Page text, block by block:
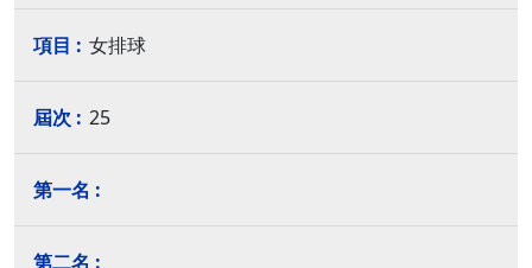
女排球
25